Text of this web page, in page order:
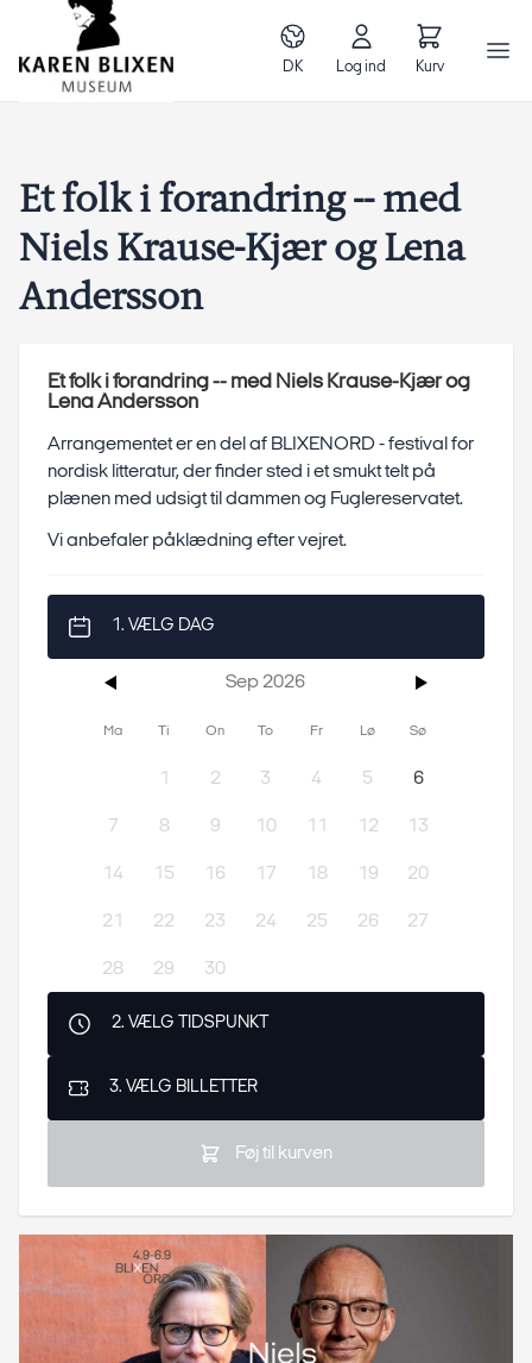
DK Log ind Kurv
Et folk i forandring -- med
Niels Krause-Kjær og Lena
Andersson
Et folk i forandring -- med Niels Krause-Kjær og
Lena Andersson
Arrangementet er en del af BLIXENORD - festival for
nordisk litteratur, der finder sted i et smukt telt på
plænen med udsigt til dammen og Fuglereservatet.
Vi anbefaler påklædning efter vejret.
1. VÆLG DAG
Sep 2026
Ma Ti On To Fr Lø Sø
1 2 3 4 5 6
7 8 9 10 11 12 13
14 15 16 17 18 19 20
21 22 23 24 25 26 27
28 29 30
2. VÆLG TIDSPUNKT
3. VÆLG BILLETTER
Føj til kurven